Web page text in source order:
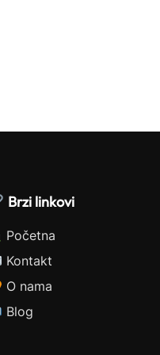
Brzi linkovi
Početna
Kontakt
O nama
Blog